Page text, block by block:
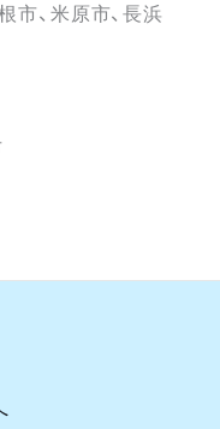
市、米原市、長浜